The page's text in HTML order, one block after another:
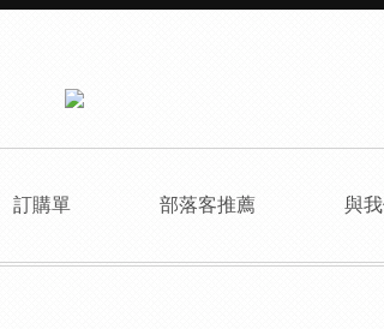
訂購單 部落客推薦 與